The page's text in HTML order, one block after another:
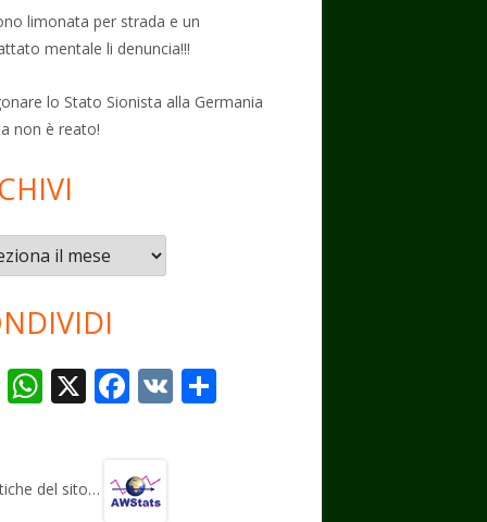
limonata per strada e un
mentale li denuncia!!!
lo Stato Sionista alla Germania
non è reato!
T
gr
W
s
X F
b
V
del sito…